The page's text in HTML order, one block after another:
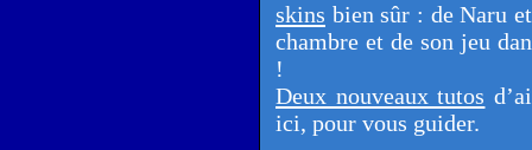
skins bien sûr : de Naru
chambre et de son jeu
!
Deux nouveaux tutos
ici, pour vous guider.